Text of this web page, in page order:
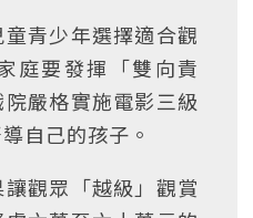
青少年選擇適合觀
庭要發揮「雙向責
嚴格實施電影三級
自己的孩子。
觀眾「越級」觀賞